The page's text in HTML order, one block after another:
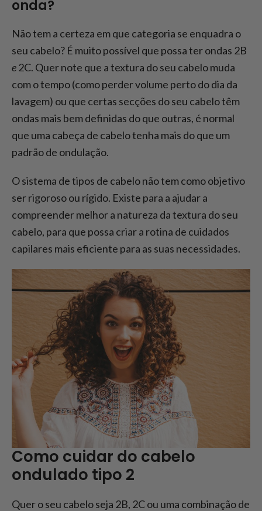
onda?
Não tem a certeza em que categoria se enquadra o
seu cabelo? É muito possível que possa ter ondas 2B
e 2C. Quer note que a textura do seu cabelo muda
com o tempo (como perder volume perto do dia da
lavagem) ou que certas secções do seu cabelo têm
ondas mais bem definidas do que outras, é normal
que uma cabeça de cabelo tenha mais do que um
padrão de ondulação.
O sistema de tipos de cabelo não tem como objetivo
ser rigoroso ou rígido. Existe para a ajudar a
compreender melhor a natureza da textura do seu
cabelo, para que possa criar a rotina de cuidados
capilares mais eficiente para as suas necessidades.
Como cuidar do cabelo
ondulado tipo 2
Quer o seu cabelo seja 2B, 2C ou uma combinação de